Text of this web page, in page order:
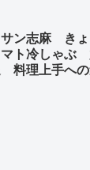
ン志麻 き
マト冷しゃ
料理上手へ